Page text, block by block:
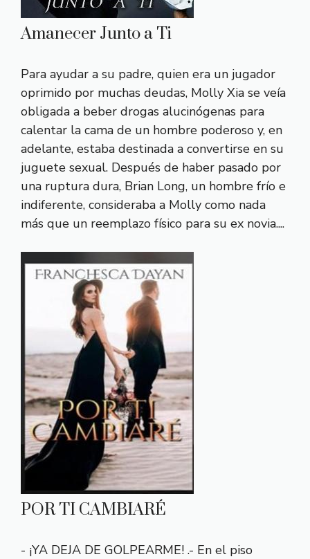
Amanecer Junto a Ti
Para ayudar a su padre, quien era un jugador
oprimido por muchas deudas, Molly Xia se veía
obligada a beber drogas alucinógenas para
calentar la cama de un hombre poderoso y, en
adelante, estaba destinada a convertirse en su
juguete sexual. Después de haber pasado por
una ruptura dura, Brian Long, un hombre frío e
indiferente, consideraba a Molly como nada
más que un reemplazo físico para su ex novia....
POR TI CAMBIARÉ
- ¡YA DEJA DE GOLPEARME! .- En el piso